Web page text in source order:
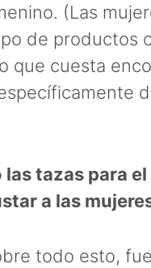
(Las
de productos
que cuesta
tazas para
a las
todo esto,